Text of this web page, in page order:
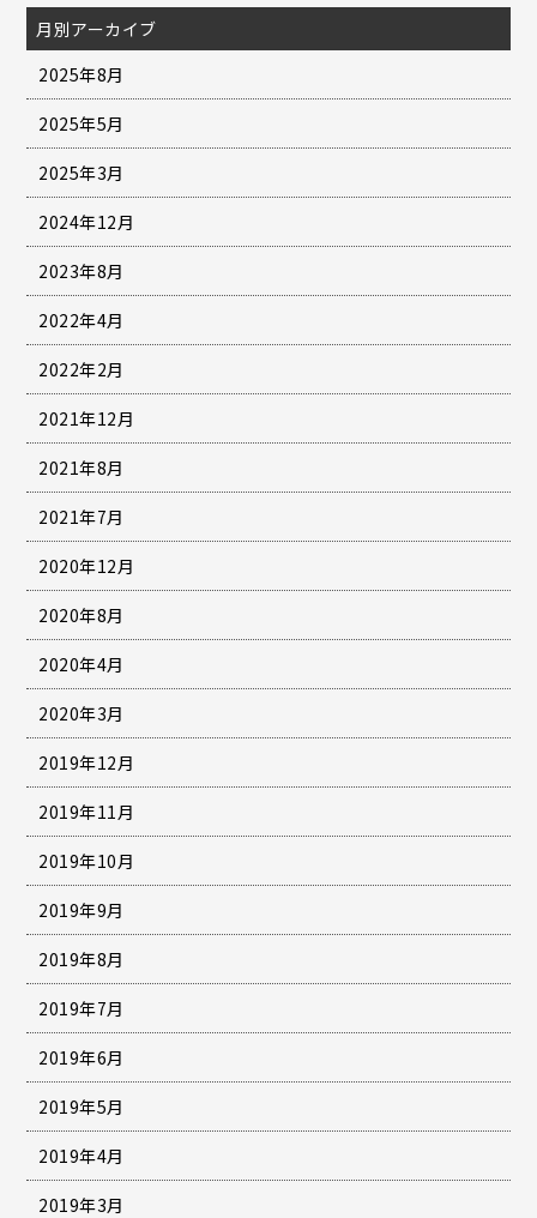
月別アーカイブ
2025年8月
2025年5月
2025年3月
2024年12月
2023年8月
2022年4月
2022年2月
2021年12月
2021年8月
2021年7月
2020年12月
2020年8月
2020年4月
2020年3月
2019年12月
2019年11月
2019年10月
2019年9月
2019年8月
2019年7月
2019年6月
2019年5月
2019年4月
2019年3月